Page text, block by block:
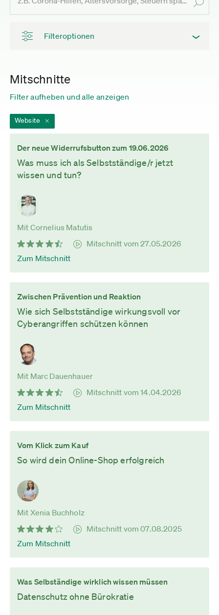
Filteroptionen
Mitschnitte
Filter aufheben und alle anzeigen
Website
Der neue Widerrufsbutton zum 19.06.2026
Was muss ich als Selbstständige/r jetzt
wissen und tun?
Mit Cornelius Matutis
Mitschnitt vom 27.05.2026
Zum Mitschnitt
Zwischen Prävention und Reaktion
Wie sich Selbstständige wirkungsvoll vor
Cyberangriffen schützen können
Mit Marc Dauenhauer
Mitschnitt vom 14.04.2026
Zum Mitschnitt
Vom Klick zum Kauf
So wird dein Online-Shop erfolgreich
Mit Xenia Buchholz
Mitschnitt vom 07.08.2025
Zum Mitschnitt
Was Selbständige wirklich wissen müssen
Datenschutz ohne Bürokratie